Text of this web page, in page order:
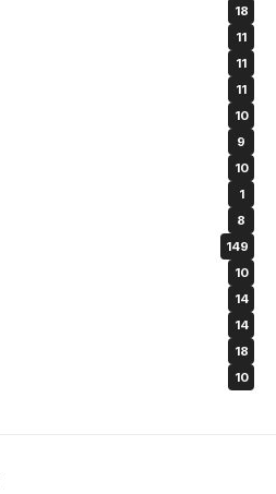
18
11
11
11
10
9
10
1
8
149
10
14
14
18
10